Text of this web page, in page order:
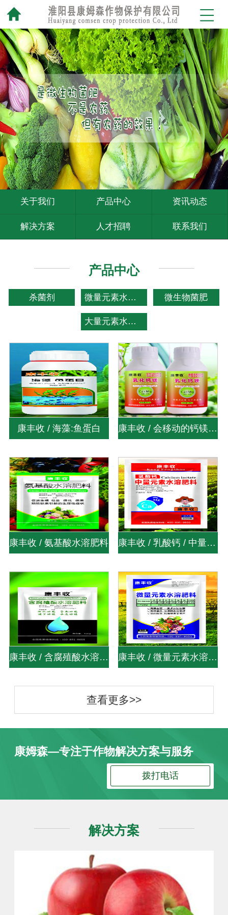
关于我们 产品中心 资讯动态
解决方案 人才招聘 联系我们
产品中心
杀菌剂 微量元素水溶肥 微生物菌肥
大量元素水溶肥
康丰收 / 海藻:鱼蛋白 康丰收 / 会移动的钙镁 / 可混台的钙镁 / 乳化钙镁
康丰收 / 氨基酸水溶肥料 康丰收 / 乳酸钙 / 中量元素水溶肥料
康丰收 / 含腐殖酸水溶肥料 康丰收 / 微量元素水溶肥料
查看更多>>
康姆森—专注于作物解决方案与服务
拨打电话
解决方案